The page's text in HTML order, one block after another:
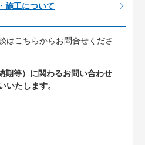
施工について
はこちらからお問合せくださ
期等）に関わるお問い合わせ
いたします。